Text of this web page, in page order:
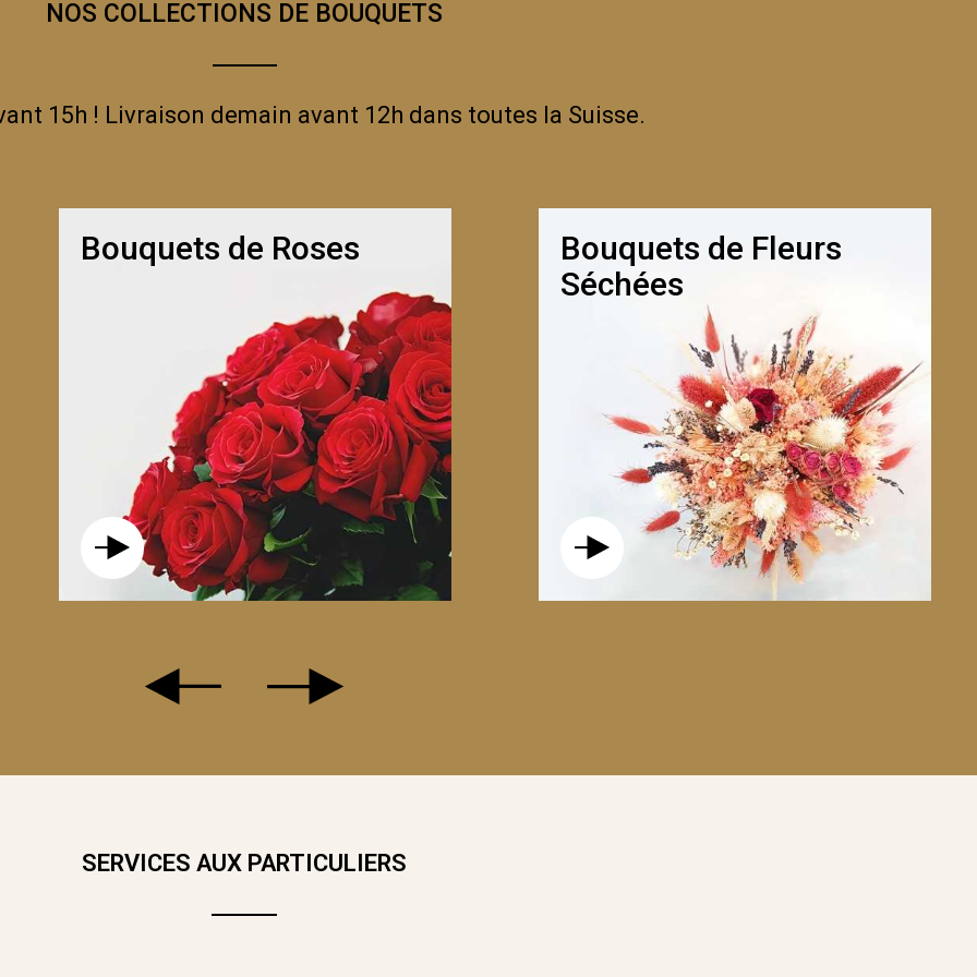
NOS COLLECTIONS DE BOUQUETS
15h ! Livraison demain avant 12h dans toutes la Suisse.
Bouquets de Roses
Bouquets de Fleurs
Séchées
SERVICES AUX PARTICULIERS